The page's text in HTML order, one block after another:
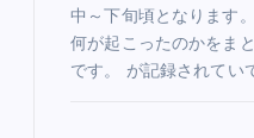
中～下旬頃となります
何が起こったのかをま
です。 が記録されてい